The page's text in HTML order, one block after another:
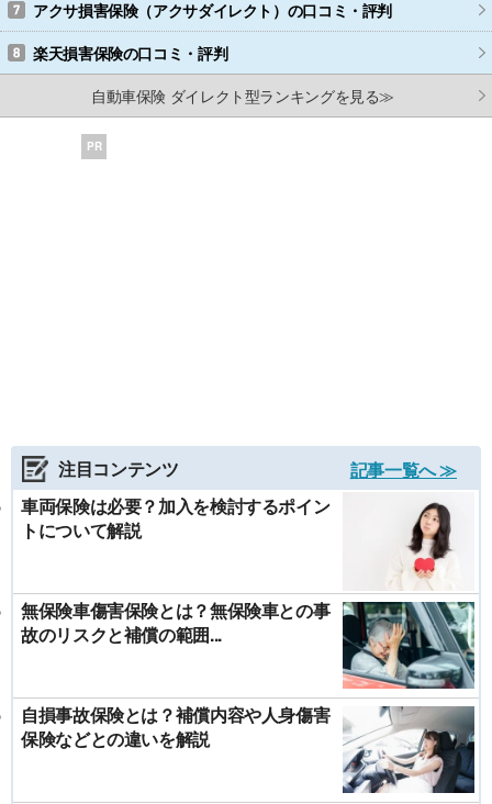
アクサ損害保険（アクサダイレクト） の口コミ・評判
楽天損害保険の口コミ・評判
自動車保険 ダイレクト型ランキングを見る≫
PR
注目コンテンツ
記事一覧へ ≫
車両保険は必要？加入を検討するポイン
トについて解説
無保険車傷害保険とは？無保険車との事
故のリスクと補償の範囲...
自損事故保険とは？補償内容や人身傷害
保険などとの違いを解説